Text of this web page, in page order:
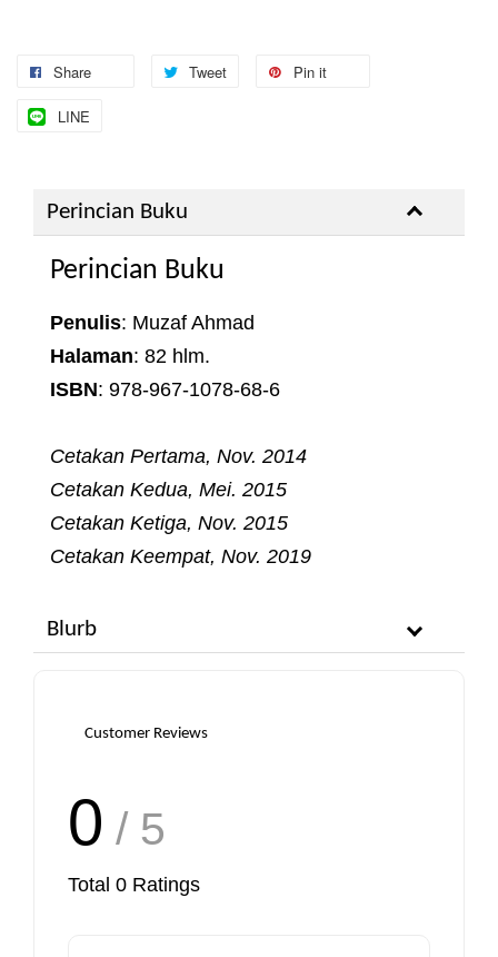
Share Tweet Pin it
LINE
Perincian Buku
Perincian Buku
Penulis: Muzaf Ahmad
Halaman: 82 hlm.
ISBN: 978-967-1078-68-6
Cetakan Pertama, Nov. 2014
Cetakan Kedua, Mei. 2015
Cetakan Ketiga, Nov. 2015
Cetakan Keempat, Nov. 2019
Blurb
Customer Reviews
0 / 5
Total 0 Ratings